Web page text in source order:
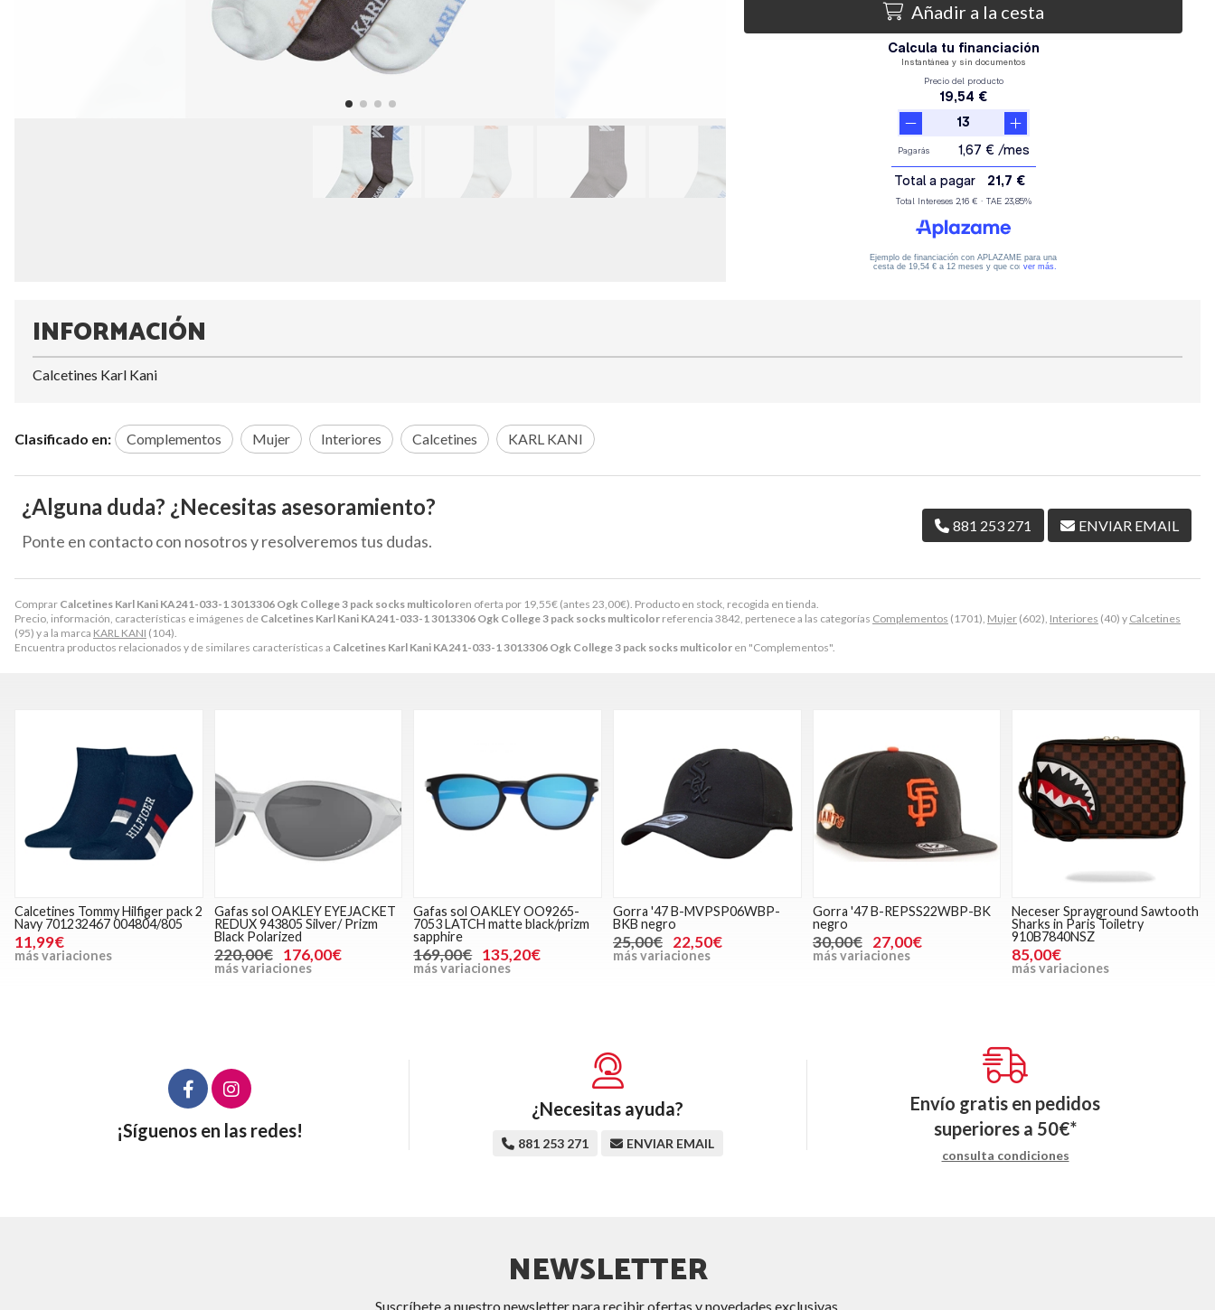
Añadir a la cesta
Comprar Calcetines Karl Kani KA241-033-1 3013306 Ogk College 3 pack socks multicoloren oferta por 19,55€ (antes 23,00€). Producto en stock, recogida en tienda.
Precio, información, características e imágenes de Calcetines Karl Kani KA241-033-1 3013306 Ogk College 3 pack socks multicolor referencia 3842, pertenece a las categorías Complementos (1701), Mujer (602), Interiores (40) y Calcetines
(95) y a la marca KARL KANI (104).
Encuentra productos relacionados y de similares características a Calcetines Karl Kani KA241-033-1 3013306 Ogk College 3 pack socks multicolor en "Complementos".
INFORMACIÓN
Calcetines Karl Kani
Clasificado en: Complementos Mujer Interiores Calcetines KARL KANI
¿Alguna duda? ¿Necesitas asesoramiento?
Ponte en contacto con nosotros y resolveremos tus dudas.
881 253 271 ENVIAR EMAIL
Calcetines Tommy Hilfiger pack 2
Navy 701232467 004804/805
11,99€
más variaciones
Gafas sol OAKLEY EYEJACKET
REDUX 943805 Silver/ Prizm
Black Polarized
220,00€ 176,00€
más variaciones
Gafas sol OAKLEY OO9265-
7053 LATCH matte black/prizm
sapphire
169,00€ 135,20€
más variaciones
Gorra '47 B-MVPSP06WBP-
BKB negro
25,00€ 22,50€
más variaciones
Gorra '47 B-REPSS22WBP-BK
negro
30,00€ 27,00€
más variaciones
Neceser Sprayground Sawtooth
Sharks in Paris Toiletry
910B7840NSZ
85,00€
más variaciones
¡Síguenos en las redes!
¿Necesitas ayuda?
881 253 271 ENVIAR EMAIL
Envío gratis en pedidos
superiores a 50€*
consulta condiciones
NEWSLETTER
Suscríbete a nuestro newsletter para recibir ofertas y novedades exclusivas.